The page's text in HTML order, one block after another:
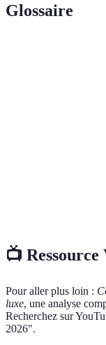
Glossaire
📺 Ressource
Pour aller plus loin :
luxe, une analyse
Recherchez sur
2026".